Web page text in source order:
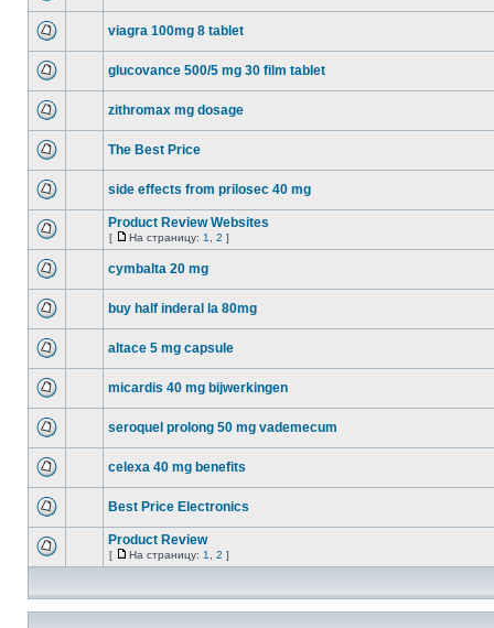
viagra 100mg 8 tablet
glucovance 500/5 mg 30 film tablet
zithromax mg dosage
The Best Price
side effects from prilosec 40 mg
Product Review Websites
[ На страницу: 1 2 ]
cymbalta 20 mg
buy half inderal la 80mg
altace 5 mg capsule
micardis 40 mg bijwerkingen
seroquel prolong 50 mg vademecum
celexa 40 mg benefits
Best Price Electronics
Product Review
[ На страницу: 1 2 ]